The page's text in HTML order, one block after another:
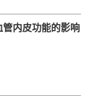
内皮功能的影响